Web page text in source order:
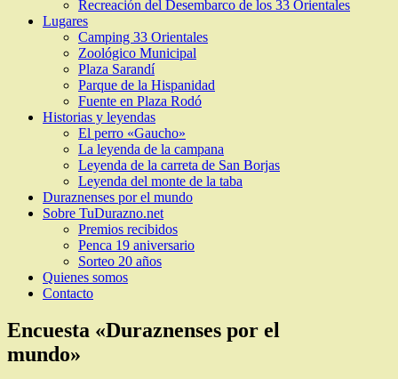
Recreación del Desembarco de los 33 Orientales
Lugares
Camping 33 Orientales
Zoológico Municipal
Plaza Sarandí
Parque de la Hispanidad
Fuente en Plaza Rodó
Historias y leyendas
El perro «Gaucho»
La leyenda de la campana
Leyenda de la carreta de San Borjas
Leyenda del monte de la taba
Duraznenses por el mundo
Sobre TuDurazno.net
Premios recibidos
Penca 19 aniversario
Sorteo 20 años
Quienes somos
Contacto
Encuesta «Duraznenses por el
mundo»